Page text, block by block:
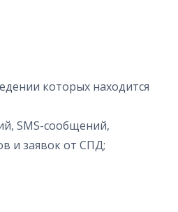
которых находится
SMS-сообщений,
и заявок от СПД;